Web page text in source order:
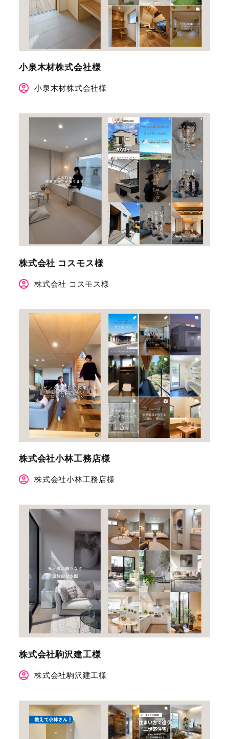
小泉木材株式会社様
小泉木材株式会社様
株式会社 コスモス様
株式会社 コスモス様
株式会社小林工務店様
株式会社小林工務店様
株式会社駒沢建工様
株式会社駒沢建工様